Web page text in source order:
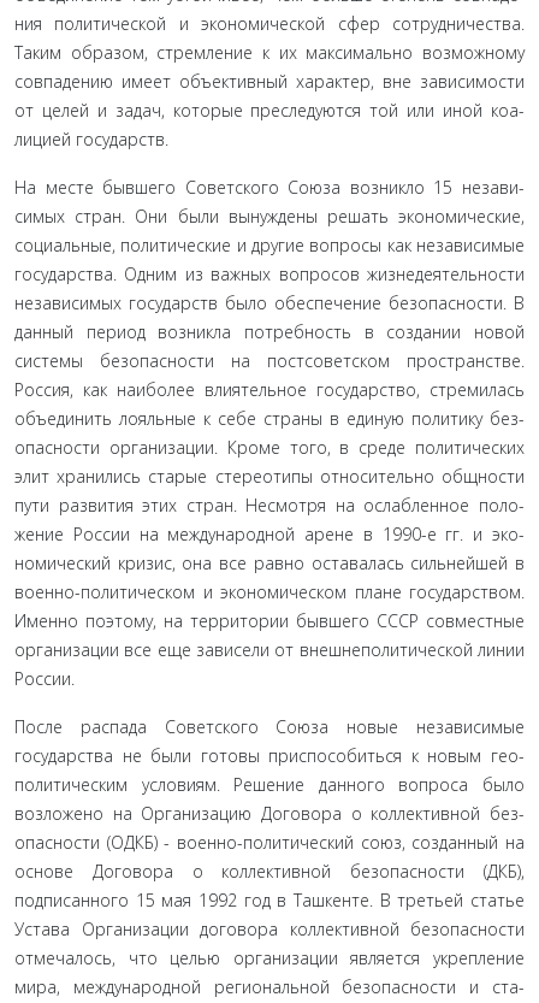
ния политической и экономической сфер сотрудничества.
Таким образом, стремление к их максимально возможному
совпадению имеет объективный характер, вне зависимости
от целей и задач, которые преследуются той или иной коа­
лицией государств.
На месте бывшего Советского Союза возникло 15 незави­
симых стран. Они были вынуждены решать экономические,
социальные, политические и другие вопросы как независи­мые
государства. Одним из важных вопросов жизнедеятель­ности
независимых государств было обеспечение безопас­ности. В
данный период возникла потребность в создании новой
системы безопасности на постсоветском пространстве.
Россия, как наиболее влиятельное государство, стремилась
объединить лояльные к себе страны в единую политику без­
опасности организации. Кроме того, в среде политических
элит хранились старые стереотипы относительно общности
пути развития этих стран. Несмотря на ослабленное поло­
жение России на международной арене в 1990-е гг. и эко­
номический кризис, она все равно оставалась сильнейшей в
военно-политическом и экономическом плане государством.
Именно поэтому, на территории бывшего СССР совместные
организации все еще зависели от внешнеполитической ли­нии
России.
После распада Советского Союза новые независимые
государства не были готовы приспособиться к новым гео­
политическим условиям. Решение данного вопроса было
возложено на Организацию Договора о коллективной без­
опасности (ОДКБ) - военно-политический союз, созданный на
основе Договора о коллективной безопасности (ДКБ),
подписанного 15 мая 1992 год в Ташкенте. В третьей статье
Устава Организации договора коллективной безопасности
отмечалось, что целью организации является укрепление
мира, международной региональной безопасности и ста­